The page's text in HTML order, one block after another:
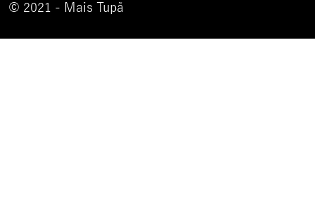
© 2021 - Mais Tupã